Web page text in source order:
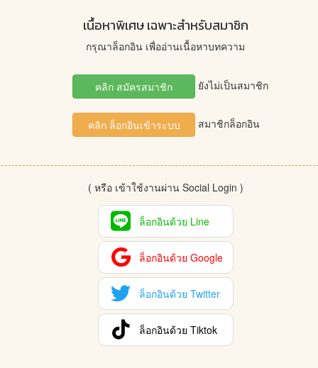
<li>
<a href= "javascript:void(0);" aria-label=
<span aria-hidden="true"
</a>
</li>
<li><a href= "javascript:void(0);"
<span aria-hidden="true">&raquo;</span>
</li>
<script src="https://ajax.googleapis.com/ajax/libs/
https://maxcdn.bootstrapcdn.com/
"sha384-
crossorigin="anonymous"></script>
"text/javascript"
dataList = {}
init_page=0;
เนื้อหาพิเศษ เฉพาะสำหรับสมาชิก
กรุณาล็อกอิน เพื่ออ่านเนื้อหาบทความ
คลิก สมัครสมาชิก ยังไม่เป็นสมาชิก
คลิก ล็อกอินเข้าระบบ สมาชิกล็อกอิน
( หรือ เข้าใช้งานผ่าน Social Login )
ล็อกอินด้วย Line
ล็อกอินด้วย Google
ล็อกอินด้วย Twitter
ล็อกอินด้วย Tiktok